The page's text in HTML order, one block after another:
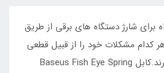
برای شارژ دستگاه های برقی از طریق
کدام مشکلات خود را از قبیل قطعی
، گره خوردن و ... را دارند.کابل Baseus Fish Eye Spring